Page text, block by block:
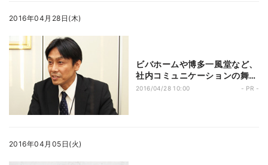
2016年04月28日(木)
ビバホームや博多一風堂など、
社内コミュニケーションの舞台
裏
2016/04/28 10:00 - PR -
2016年04月05日(火)